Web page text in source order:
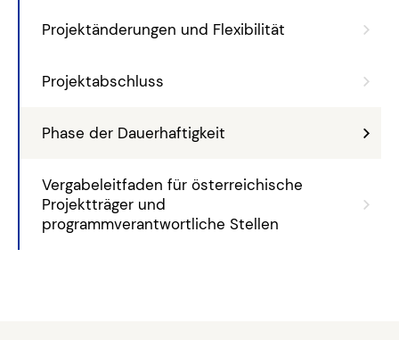
Projektänderungen und Flexibilität
Projektabschluss
Phase der Dauerhaftigkeit
Vergabeleitfaden für österreichische
Projektträger und
programmverantwortliche Stellen